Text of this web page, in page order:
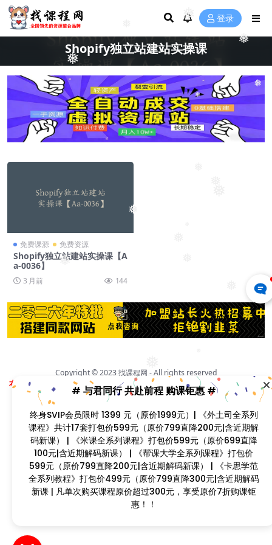
❅
❅
❅
❅
❅ ❅
❅
❅
❅
❅
❅
❅
❅
❅
❅
❅
❅
❅
登录
Shopify独立站建站实操课
免费课源 免费资源
Shopify独立站建站实操课【A
a-0036】
3 月前 144
Copyright © 2023找课程网 - All rights reserved
本站支持课程资源互换，优质课程资源互换请联系微信在线客服：zkcw598 (备
注：课程互换)
闽ICP备2022077749号
# 与君同行 共赴前程 购课钜惠 #
终身SVIP会员限时 1399 元（原价1999元）| 《外土司全系列
课程》共计17套打包价599元（原价799直降200元|含近期解
码新课） | 《米课全系列课程》打包价599元（原价699直降
100元|含近期解码新课） | 《帮课大学全系列课程》打包价
599元（原价799直降200元|含近期解码新课） | 《卡思学范
全系列教程》打包价499元（原价799直降300元|含近期解码
新课 | 凡单次购买课程原价超过300元，享受原价7折购课钜
惠！！